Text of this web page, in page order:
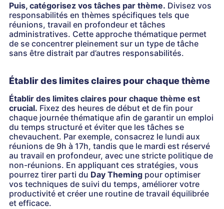
Puis, catégorisez vos tâches par thème. Divisez vos
responsabilités en thèmes spécifiques tels que
réunions, travail en profondeur et tâches
administratives. Cette approche thématique permet
de se concentrer pleinement sur un type de tâche
sans être distrait par d’autres responsabilités.
Établir des limites claires pour chaque thème
Établir des limites claires pour chaque thème est
crucial. Fixez des heures de début et de fin pour
chaque journée thématique afin de garantir un emploi
du temps structuré et éviter que les tâches se
chevauchent. Par exemple, consacrez le lundi aux
réunions de 9h à 17h, tandis que le mardi est réservé
au travail en profondeur, avec une stricte politique de
non-réunions. En appliquant ces stratégies, vous
pourrez tirer parti du Day Theming pour optimiser
vos techniques de suivi du temps, améliorer votre
productivité et créer une routine de travail équilibrée
et efficace.